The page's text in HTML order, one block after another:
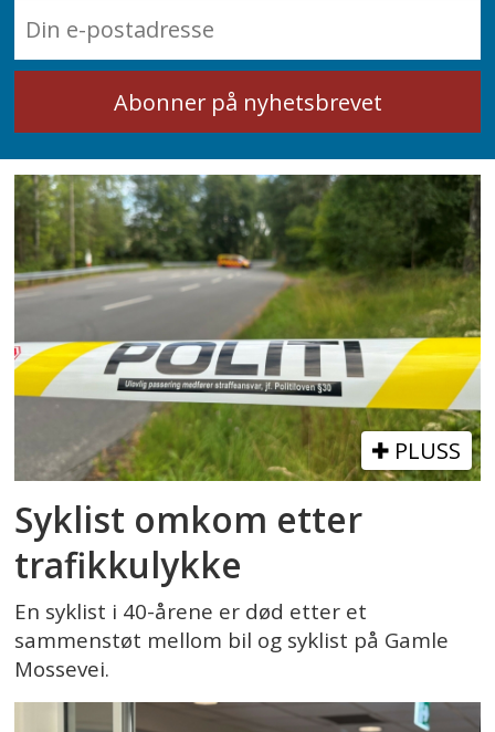
PLUSS
Syklist omkom etter
trafikkulykke
En syklist i 40-årene er død etter et
sammenstøt mellom bil og syklist på Gamle
Mossevei.